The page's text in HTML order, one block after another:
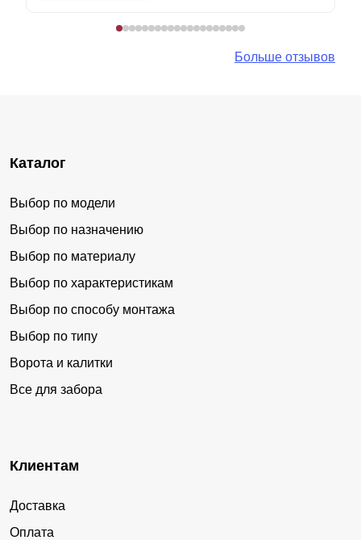
Больше отзывов
Каталог
Выбор по модели
Выбор по назначению
Выбор по материалу
Выбор по характеристикам
Выбор по способу монтажа
Выбор по типу
Ворота и калитки
Все для забора
Клиентам
Доставка
Оплата